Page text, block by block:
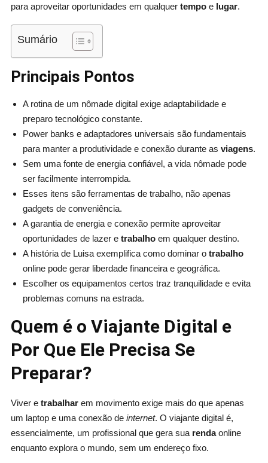
para aproveitar oportunidades em qualquer tempoe lugar.
Sumário
Principais Pontos
A rotina de um nômade digital exige adaptabilidade e
preparo tecnológico constante.
Power banks e adaptadores universais são fundamentais
para manter a produtividade e conexão durante as viagens.
Sem uma fonte de energia confiável, a vida nômade pode
ser facilmente interrompida.
Esses itens são ferramentas de trabalho, não apenas
gadgets de conveniência.
A garantia de energia e conexão permite aproveitar
oportunidades de lazer e trabalhoem qualquer destino.
A história de Luisa exemplifica como dominar o trabalho
online pode gerar liberdade financeira e geográfica.
Escolher os equipamentos certos traz tranquilidade e evita
problemas comuns na estrada.
Quem é o Viajante Digital e
Por Que Ele Precisa Se
Preparar?
Viver e trabalharem movimento exige mais do que apenas
um laptop e uma conexão de internet. O viajante digital é,
essencialmente, um profissional que gera sua rendaonline
enquanto explora o mundo, sem um endereço fixo.